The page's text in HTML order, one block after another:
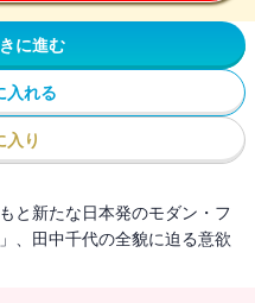
に進む
入れる
入り
と新たな日本発のモダン・フ
、田中千代の全貌に迫る意欲